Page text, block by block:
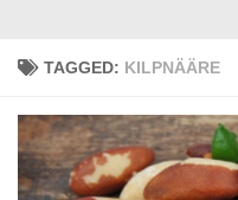
TAGGED: KILPNÄÄRE